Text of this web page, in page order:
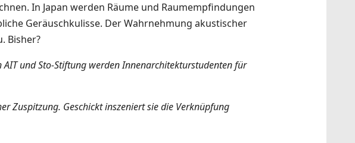
In Japan werden Räume und Raumempfindungen
Geräuschkulisse. Der Wahrnehmung akustischer
Bisher?
und Sto-Stiftung werden Innenarchitekturstudenten für
Zuspitzung. Geschickt inszeniert sie die Verknüpfung